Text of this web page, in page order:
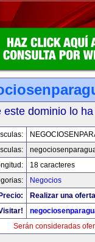
este dominio lo
18 caracteres
Negocios
Precio:
Realizar una
Serán consideradas